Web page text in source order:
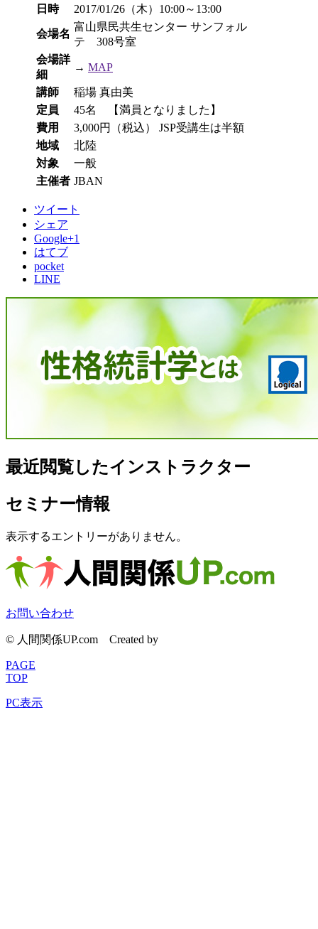
日時 2017/01/26（木）10:00～13:00
会場名
富山県民共生センター サンフォル
テ 308号室
会場詳
細
→ MAP
講師
稲場 真由美
定員
45名 【満員となりました】
費用
3,000円（税込） JSP受講生は半額
地域
北陸
対象
一般
主催者 JBAN
ツイート
シェア
Google+1
はてブ
pocket
LINE
最近閲覧したインストラクター
セミナー情報
表示するエントリーがありません。
お問い合わせ
© 人間関係UP.com Created by
PAGE
TOP
PC表示